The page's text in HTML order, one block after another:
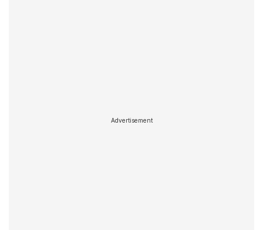
Advertisement